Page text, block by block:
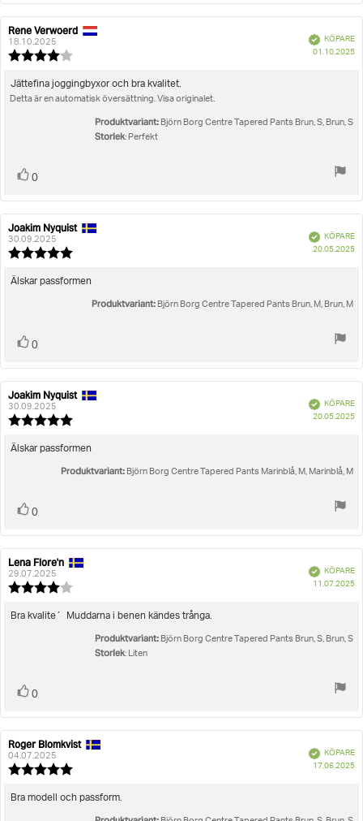
Recensionsförfattare:
Rene Verwoerd
18.10.2025
utav
BekräftadKÖPARE
01.10.2025
Recensionstext:
Jättefina joggingbyxor och bra kvalitet.
Detta är en automatisk översättning. Visa originalet.
Produktvariant: Björn Borg Centre Tapered Pants Brun, S, Brun, S
Storlek: Perfekt
Rösta
0
Recensionsförfattare:
Joakim Nyquist
30.09.2025
utav
stjärnor
BekräftadKÖPARE
20.05.2025
Recensionstext:
Älskar passformen
Produktvariant: Björn Borg Centre Tapered Pants Brun, M, Brun, M
Rösta
0
Recensionsförfattare:
Joakim Nyquist
30.09.2025
utav
stjärnor
BekräftadKÖPARE
20.05.2025
Recensionstext:
Älskar passformen
Produktvariant: Björn Borg Centre Tapered Pants Marinblå, M, Marinblå, M
Rösta
0
Recensionsförfattare:
Lena Flore'n
29.07.2025
utav
stjärnor
BekräftadKÖPARE
11.07.2025
Recensionstext:
Bra kvalite´ Muddarna i benen kändes trånga.
Produktvariant: Björn Borg Centre Tapered Pants Brun, S, Brun, S
Storlek: Liten
Rösta
0
Recensionsförfattare:
Roger Blomkvist
04.07.2025
utav
BekräftadKÖPARE
17.06.2025
Recensionstext:
Bra modell och passform.